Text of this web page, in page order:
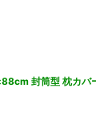
封筒型 枕カバ